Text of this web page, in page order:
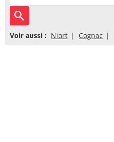
Voir aussi : Niort Cognac